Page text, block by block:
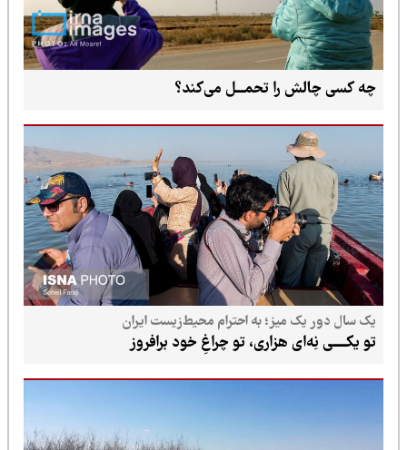
چه کسی چالش را تحمـــل می‌کند؟
یک سال دور یک میز؛ به احترام محیط‌زیست ایران
تو یکـــــی نِه‌ای هزاری، تو چراغِ خود برافروز